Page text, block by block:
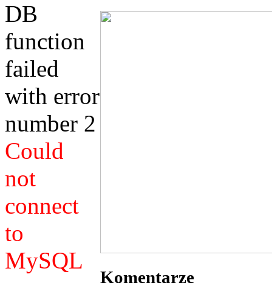
Komentarze
DB
function
failed
with error
number 2
Could
not
connect
to
MySQL